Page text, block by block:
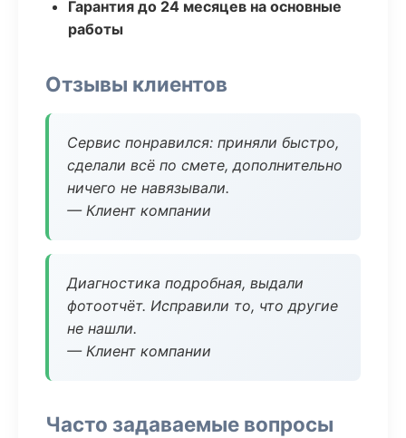
Гарантия до 24 месяцев на основные
работы
Отзывы клиентов
Сервис понравился: приняли быстро,
сделали всё по смете, дополнительно
ничего не навязывали.
— Клиент компании
Диагностика подробная, выдали
фотоотчёт. Исправили то, что другие
не нашли.
— Клиент компании
Часто задаваемые вопросы